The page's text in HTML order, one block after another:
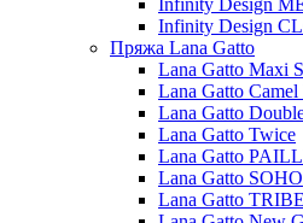
Infinity Design
Infinity Design
Пряжа Lana Gatto
Lana Gatto Maxi
Lana Gatto
Lana Gatto
Lana Gatto Twice
Lana Gatto
Lana Gatto SOHO
Lana Gatto